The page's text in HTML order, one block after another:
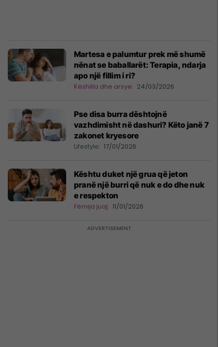
Martesa e palumtur prek më shumë
nënat se baballarët: Terapia, ndarja
apo një fillim i ri?
Këshilla dhe arsye 24/03/2026
Pse disa burra dështojnë
vazhdimisht në dashuri? Këto janë 7
zakonet kryesore
Lifestyle 17/01/2026
Kështu duket një grua që jeton
pranë një burri që nuk e do dhe nuk
e respekton
Fëmija juaj 11/01/2026